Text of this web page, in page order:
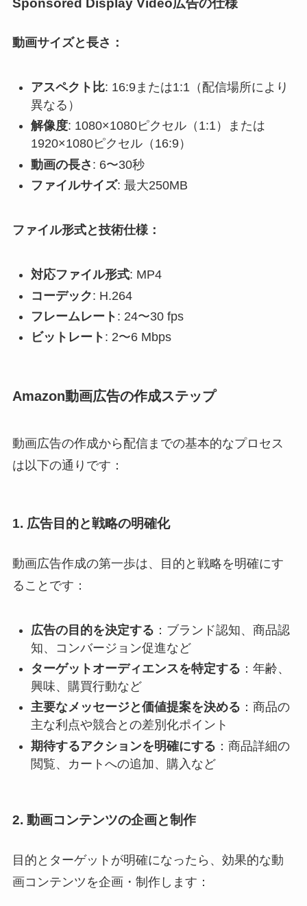
Sponsored Display Video広告の仕様
動画サイズと長さ：
アスペクト比: 16:9または1:1（配信場所により
異なる）
解像度: 1080×1080ピクセル（1:1）または
1920×1080ピクセル（16:9）
動画の長さ : 6〜30秒
ファイルサイズ: 最大250MB
ファイル形式と技術仕様：
対応ファイル形式: MP4
コーデック: H.264
フレームレート : 24〜30 fps
ビットレート : 2〜6 Mbps
Amazon動画広告の作成ステップ
動画広告の作成から配信までの基本的なプロセス
は以下の通りです：
1. 広告目的と戦略の明確化
動画広告作成の第一歩は、目的と戦略を明確にす
ることです：
広告の目的を決定する ：ブランド認知、商品認
知、コンバージョン促進など
ターゲットオーディエンスを特定する ：年齢、
興味、購買行動など
主要なメッセージと価値提案を決める ：商品の
主な利点や競合との差別化ポイント
期待するアクションを明確にする ：商品詳細の
閲覧、カートへの追加、購入など
2. 動画コンテンツの企画と制作
目的とターゲットが明確になったら、効果的な動
画コンテンツを企画・制作します：